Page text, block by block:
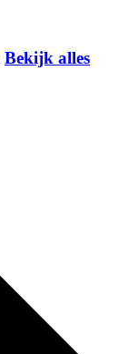
Bekijk alles